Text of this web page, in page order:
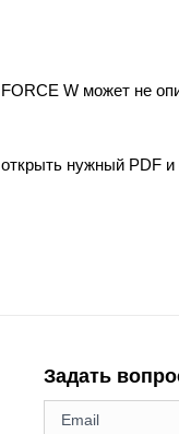
W может не
нужный PDF
Задать